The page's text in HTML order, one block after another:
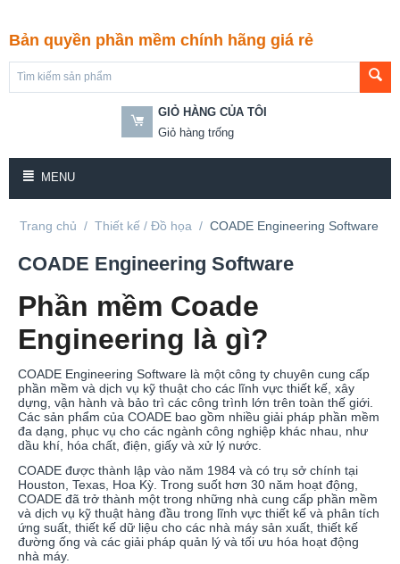
Bản quyền phần mềm chính hãng giá rẻ
GIỎ HÀNG CỦA TÔI
Giỏ hàng trống
MENU
Trang chủ / Thiết kế / Đồ họa / COADE Engineering Software
COADE Engineering Software
Phần mềm Coade
Engineering là gì?
COADE Engineering Software là một công ty chuyên cung cấp
phần mềm và dịch vụ kỹ thuật cho các lĩnh vực thiết kế, xây
dựng, vận hành và bảo trì các công trình lớn trên toàn thế giới.
Các sản phẩm của COADE bao gồm nhiều giải pháp phần mềm
đa dạng, phục vụ cho các ngành công nghiệp khác nhau, như
dầu khí, hóa chất, điện, giấy và xử lý nước.
COADE được thành lập vào năm 1984 và có trụ sở chính tại
Houston, Texas, Hoa Kỳ. Trong suốt hơn 30 năm hoạt động,
COADE đã trở thành một trong những nhà cung cấp phần mềm
và dịch vụ kỹ thuật hàng đầu trong lĩnh vực thiết kế và phân tích
ứng suất, thiết kế dữ liệu cho các nhà máy sản xuất, thiết kế
đường ống và các giải pháp quản lý và tối ưu hóa hoạt động
nhà máy.